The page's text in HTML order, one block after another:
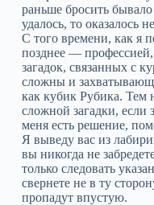
раньше бросить бывало
удалось, то оказалось
С того времени, как я
позднее —
загадок, связанных с
сложны и
как кубик Рубика. Тем
сложной загадки,
меня есть решение,
Я выведу вас из
вы никогда не
только следовать
свернете не в ту
пропадут впустую.